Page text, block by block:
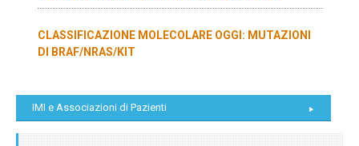
CLASSIFICAZIONE MOLECOLARE OGGI: MUTAZIONI
DI BRAF/NRAS/KIT
IMI e Associazioni di Pazienti